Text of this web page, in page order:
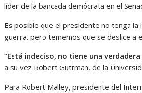
líder de la bancada demócrata en el
Es posible que el presidente no tenga la
guerra, pero tememos que se deslice a
“Está indeciso, no tiene una
a su vez Robert Guttman, de la
Para Robert Malley, presidente del